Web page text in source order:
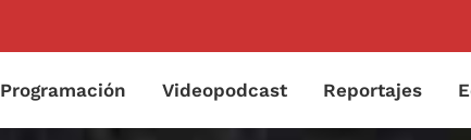
Programación Videopodcast Reportajes